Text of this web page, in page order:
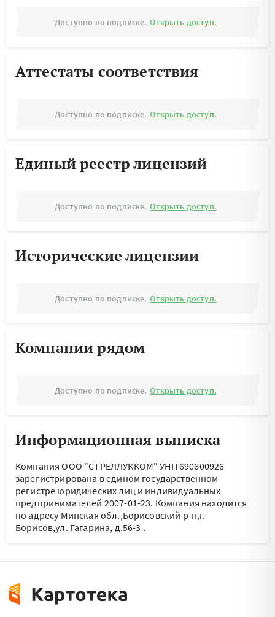
Доступно по подписке. Открыть доступ.
Аттестаты соответствия
Доступно по подписке. Открыть доступ.
Единый реестр лицензий
Доступно по подписке. Открыть доступ.
Исторические лицензии
Доступно по подписке. Открыть доступ.
Компании рядом
Доступно по подписке. Открыть доступ.
Информационная выписка
Компания ООО "СТРЕЛЛУККОМ" УНП 690600926
зарегистрирована в едином государственном
регистре юридических лиц и индивидуальных
предпринимателей 2007-01-23. Компания находится
по адресу Минская обл.,Борисовский р-н,г.
Борисов,ул. Гагарина, д.56-3 .